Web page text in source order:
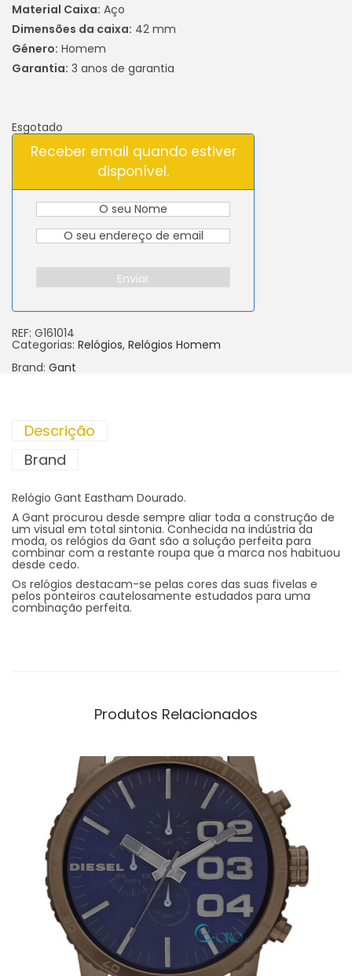
Material Caixa: Aço
Dimensões da caixa: 42 mm
Género: Homem
Garantia: 3 anos de garantia
Esgotado
Receber email quando estiver
disponível.
Enviar
REF: G161014
Categorias: Relógios, Relógios Homem
Brand: Gant
Descrição
Brand
Relógio Gant Eastham Dourado.
A Gant procurou desde sempre aliar toda a construção de
um visual em total sintonia. Conhecida na indústria da
moda, os relógios da Gant são a solução perfeita para
combinar com a restante roupa que a marca nos habituou
desde cedo.
Os relógios destacam-se pelas cores das suas fivelas e
pelos ponteiros cautelosamente estudados para uma
combinação perfeita.
Produtos Relacionados